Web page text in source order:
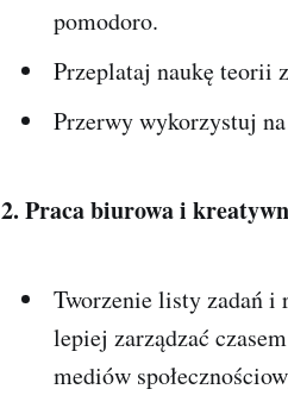
pomodoro.
Przeplataj naukę teorii
Przerwy wykorzystuj
2. Praca biurowa i
Tworzenie listy zadań
lepiej zarządzać
mediów